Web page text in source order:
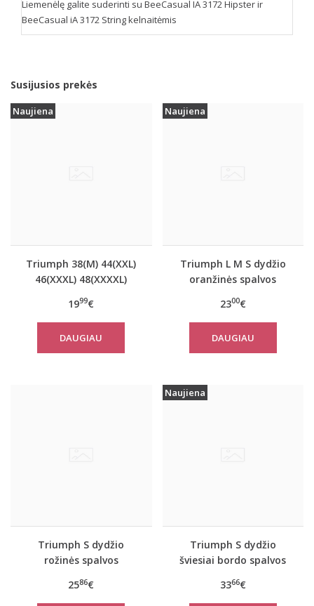
Liemenėlę galite suderinti su BeeCasual IA 3172 Hipster ir
BeeCasual iA 3172 String kelnaitėmis
Susijusios prekės
Naujiena
Triumph 38(M) 44(XXL)
46(XXXL) 48(XXXXL)
spalvos marškinėliai Be
Pure Shirt 02
1999€
DAUGIAU
Naujiena
Triumph L M S dydžio
oranžinės spalvos
marškinėliai women
move FLOW LIGHT Tank
Top
2300€
DAUGIAU
Triumph S dydžio
rožinės spalvos
marškinėliai women
2586€
Naujiena
Triumph S dydžio
šviesiai bordo spalvos
marškinėliai women
3366€